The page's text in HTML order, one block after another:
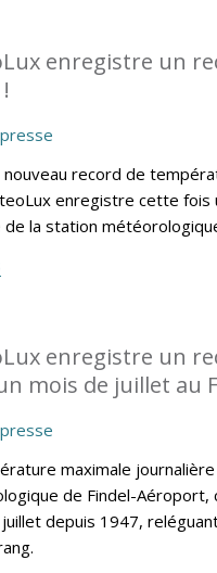
enregistre un
record de
enregistre cette fois
de la station
enregistre un
mois de juillet au
maximale
de Findel-Aéroport,
depuis 1947,